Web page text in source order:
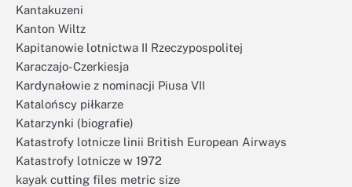
Kantakuzeni
Kanton Wiltz
Kapitanowie lotnictwa II Rzeczypospolitej
Karaczajo-Czerkiesja
Kardynałowie z nominacji Piusa VII
Katalońscy piłkarze
Katarzynki (biografie)
Katastrofy lotnicze linii British European Airways
Katastrofy lotnicze w 1972
kayak cutting files metric size